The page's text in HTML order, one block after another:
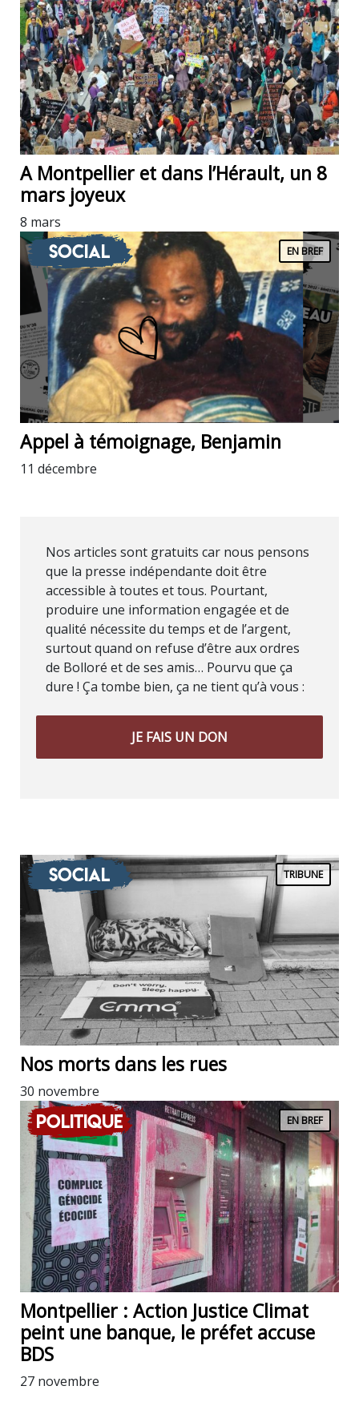
A Montpellier et dans l’Hérault, un 8
mars joyeux
8 mars
Social EN BREF
Appel à témoignage, Benjamin
11 décembre
Nos articles sont gratuits car nous pensons
que la presse indépendante doit être
accessible à toutes et tous. Pourtant,
produire une information engagée et de
qualité nécessite du temps et de l’argent,
surtout quand on refuse d’être aux ordres
de Bolloré et de ses amis… Pourvu que ça
dure ! Ça tombe bien, ça ne tient qu’à vous :
JE FAIS UN DON
Social TRIBUNE
Nos morts dans les rues
30 novembre
Politique EN BREF
Montpellier : Action Justice Climat
peint une banque, le préfet accuse
BDS
27 novembre